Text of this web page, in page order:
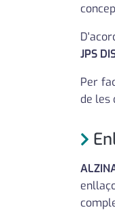
JPS
Per
de les